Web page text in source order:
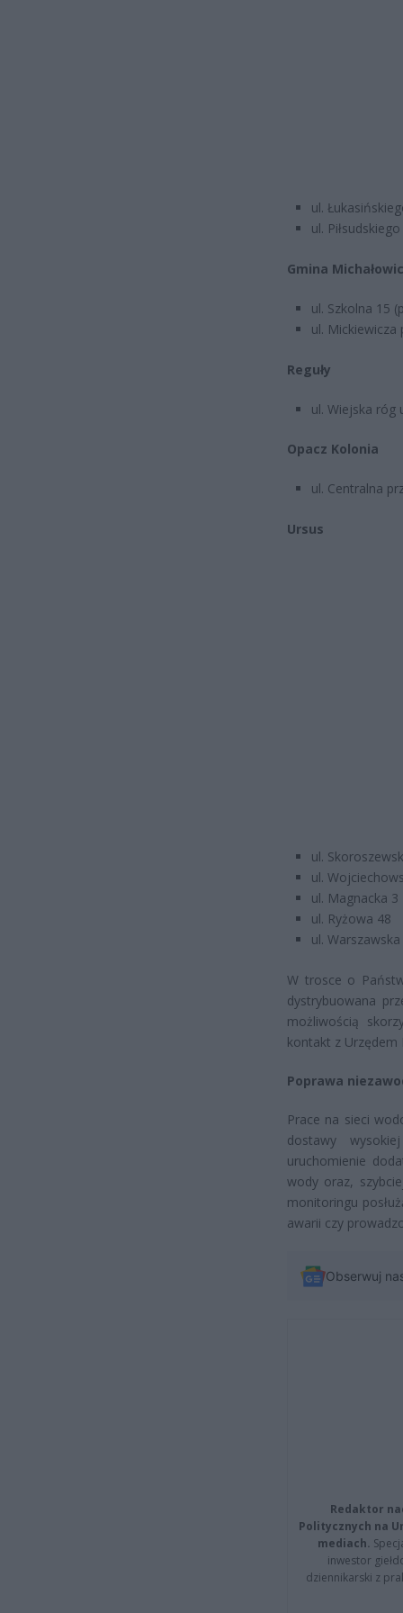
ul.
ul.
Gmina
ul. Szkolna 15
ul.
Reguły
ul. Wiejska róg
Opacz Kolonia
ul. Centralna
Ursus
ul.
ul.
ul. Magnacka 3
ul. Ryżowa 48
ul.
W trosce o
dystrybuowana
możliwością
kontakt z Urzędem
Poprawa
Prace na sieci
dostawy
uruchomienie
wody oraz,
monitoringu
awarii czy
Obserwuj
Redaktor
Politycznych na
mediach.
inwestor
dziennikarski z